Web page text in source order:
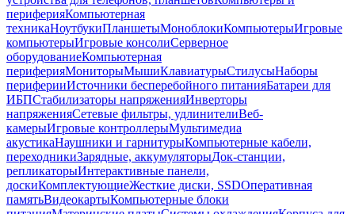
периферияКомпьютерная
техникаНоутбукиПланшетыМоноблокиКомпьютерыИгровые
компьютерыИгровые консолиСерверное
оборудованиеКомпьютерная
периферияМониторыМышиКлавиатурыСтилусыНаборы
периферииИсточники бесперебойного питанияБатареи для
ИБПСтабилизаторы напряженияИнверторы
напряженияСетевые фильтры, удлинителиВеб-
камерыИгровые контроллерыМультимедиа
акустикаНаушники и гарнитурыКомпьютерные кабели,
переходникиЗарядные, аккумуляторыДок-станции,
репликаторыИнтерактивные панели,
доскиКомплектующиеЖесткие диски, SSDОперативная
памятьВидеокартыКомпьютерные блоки